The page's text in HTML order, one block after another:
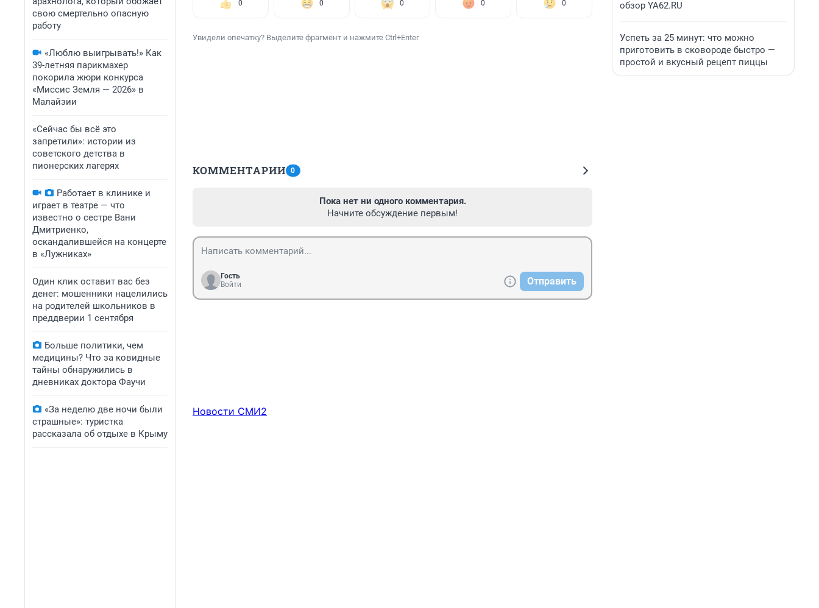
свою смертельно опасную
работу
«Люблю выигрывать!» Как
39-летняя парикмахер
покорила жюри конкурса
«Миссис Земля — 2026» в
Малайзии
«Сейчас бы всё это
запретили»: истории из
советского детства в
пионерских лагерях
Работает в клинике и
играет в театре — что
известно о сестре Вани
Дмитриенко,
оскандалившейся на концерте
в «Лужниках»
Один клик оставит вас без
денег: мошенники нацелились
на родителей школьников в
преддверии 1 сентября
Больше политики, чем
медицины? Что за ковидные
тайны обнаружились в
дневниках доктора Фаучи
«За неделю две ночи были
страшные»: туристка
рассказала об отдыхе в Крыму
0 0 0 0 0
Увидели опечатку? Выделите фрагмент и нажмите Ctrl+Enter
КОММЕНТАРИИ 0
Пока нет ни одного комментария.
Начните обсуждение первым!
Гость
Войти
Отправить
Новости СМИ2
обзор YA62.RU
Успеть за 25 минут: что можно
приготовить в сковороде быстро —
простой и вкусный рецепт пиццы